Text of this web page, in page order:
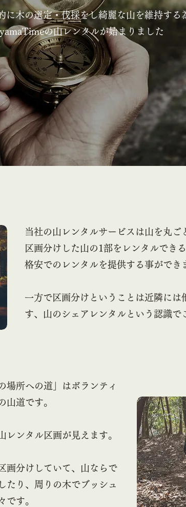
に木の選定・伐採をし綺麗な山を維持する
の山レンタルが始まりました
当社の山レンタルサービスは山を丸ご
区画分けした山の1部をレンタルでき
格安でのレンタルを提供する事ができ
一方で区画分けということは近隣には
す、山のシェアレンタルという認識で
場所への道」はボランティ
山道です。
レンタル区画が見えます。
画分けしていて、山ならで
たり、周りの木でブッシュ
です。